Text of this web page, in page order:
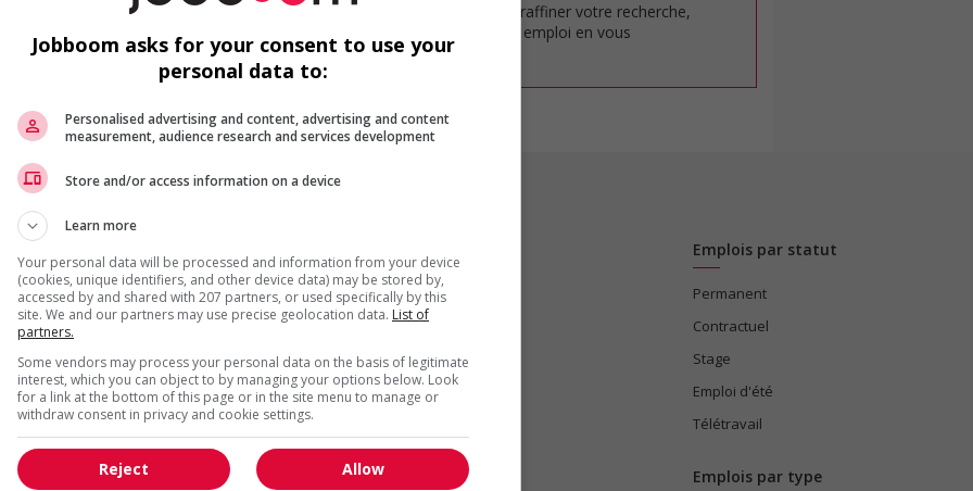
Vous pouvez en tout temps utiliser nos outils pour raffiner votre recherche,
ou chercher un poste selon votre profil d'intérêt en emploi en vous
inscrivantcomme membre Jobboom.
Arts et métiers de la mode Automobile et transport
Cadres supérieurs
Commerce / Offres de services
Comptabilité / Assurance
Construction / Manutention
Droit
Ingénierie / Sciences
Marketing / Communication
Ressources humaines
Tourisme / Hôtellerie
Santé
Emplois par statut
Permanent
Contractuel
Stage
Emploi d'été
Télétravail
Emplois par type
Jobboom asks for your consent to use your
personal data to:
Personalised advertising and content, advertising and content
measurement, audience research and services development
Store and/or access information on a device
Learn more
Your personal data will be processed and information from your device
(cookies, unique identifiers, and other device data) may be stored by,
accessed by and shared with 207 partners, or used specifically by this
site. We and our partners may use precise geolocation data. List of
partners.
Some vendors may process your personal data on the basis of legitimate
interest, which you can object to by managing your options below. Look
for a link at the bottom of this page or in the site menu to manage or
withdraw consent in privacy and cookie settings.
Allow
Reject